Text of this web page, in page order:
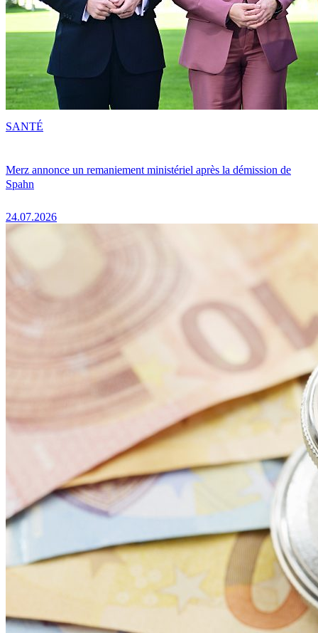
Merz annonce un remaniement ministériel après la démission de
Spahn
24.07.2026
SANTÉ